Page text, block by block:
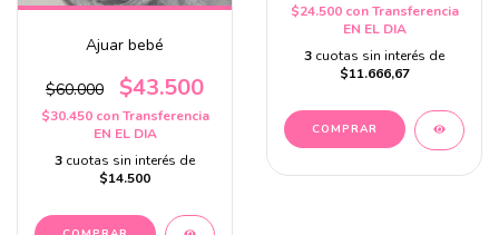
Ajuar bebé
$60.000 $43.500
$30.450 con Transferencia
EN EL DIA
3 cuotas sin interés de
$14.500
$24.500 con Transferencia
EN EL DIA
3 cuotas sin interés de
$11.666,67